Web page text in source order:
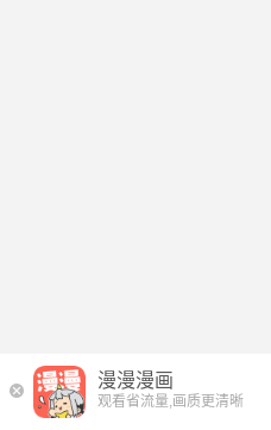
漫漫漫画
观看省流量,画质更清晰